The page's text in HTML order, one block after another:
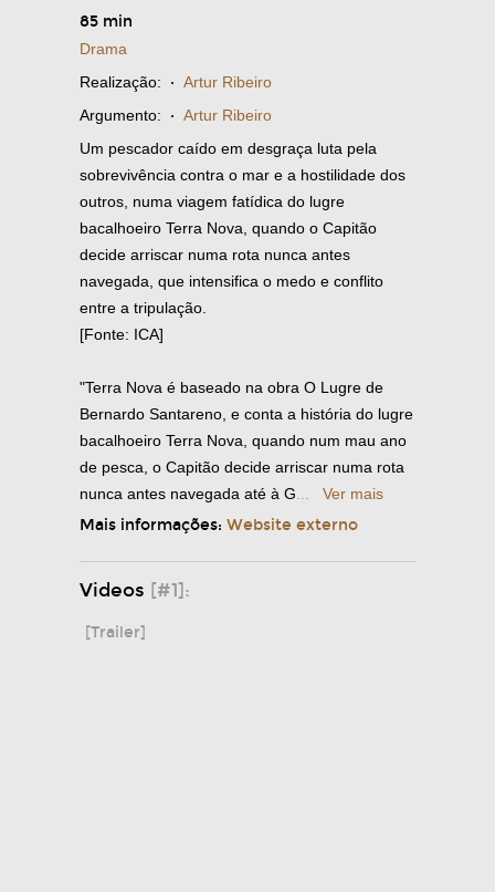
85 min
Drama
Realização: · Artur Ribeiro
Argumento: · Artur Ribeiro
Um pescador caído em desgraça luta pela
sobrevivência contra o mar e a hostilidade dos
outros, numa viagem fatídica do lugre
bacalhoeiro Terra Nova, quando o Capitão
decide arriscar numa rota nunca antes
navegada, que intensifica o medo e conflito
entre a tripulação.
[Fonte: ICA]
"Terra Nova é baseado na obra O Lugre de
Bernardo Santareno, e conta a história do lugre
bacalhoeiro Terra Nova, quando num mau ano
de pesca, o Capitão decide arriscar numa rota
nunca antes navegada até à G
Ver mais
Mais informações: Website externo
Videos [#1]:
[Trailer]